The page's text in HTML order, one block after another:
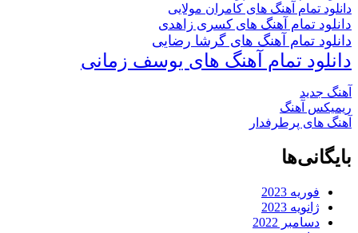
دانلود تمام آهنگ های کامران مولایی
دانلود تمام آهنگ های کسری زاهدی
دانلود تمام آهنگ های گرشا رضایی
دانلود تمام آهنگ های یوسف زمانی
آهنگ جدید
ریمیکس آهنگ
آهنگ های پرطرفدار
بایگانی‌ها
فوریه 2023
ژانویه 2023
دسامبر 2022